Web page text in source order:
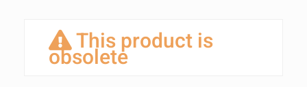
This product is
obsolete